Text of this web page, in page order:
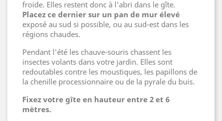
froide. Elles restent donc à l'abri dans le gîte.
Placez ce dernier sur un pan de mur élevé
exposé au sud si possible, ou au sud-est dans les
régions chaudes.
Pendant l'été les chauve-souris chassent les
insectes volants dans votre jardin. Elles sont
redoutables contre les moustiques, les papillons de
la chenille processionnaire ou de la pyrale du buis.
Fixez votre gîte en hauteur entre 2 et 6
mètres.